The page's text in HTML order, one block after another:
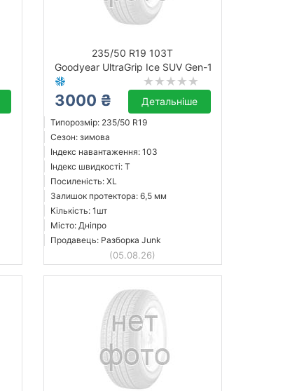
235/50 R19 103T
Goodyear UltraGrip Ice SUV Gen-1
3000 ₴ Детальніше
Типорозмір: 235/50 R19
Сезон: зимова
Індекс навантаження: 103
Індекс швидкості: T
Посиленість: XL
Залишок протектора: 6,5 мм
Кількість: 1шт
Місто: Дніпро
Продавець: Разборка Junk
(05.08.26)